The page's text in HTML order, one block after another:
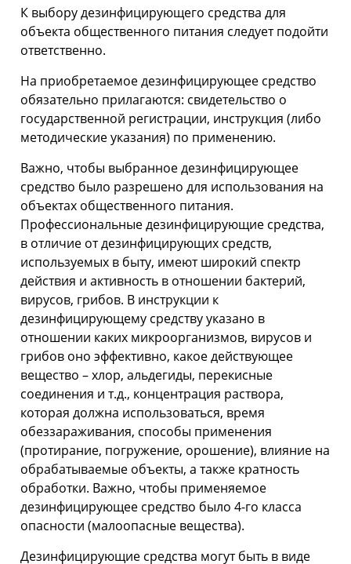
К выбору дезинфицирующего средства для
объекта общественного питания следует подойти
ответственно.
На приобретаемое дезинфицирующее средство
обязательно прилагаются: свидетельство о
государственной регистрации, инструкция (либо
методические указания) по применению.
Важно, чтобы выбранное дезинфицирующее
средство было разрешено для использования на
объектах общественного питания.
Профессиональные дезинфицирующие средства,
в отличие от дезинфицирующих средств,
используемых в быту, имеют широкий спектр
действия и активность в отношении бактерий,
вирусов, грибов. В инструкции к
дезинфицирующему средству указано в
отношении каких микроорганизмов, вирусов и
грибов оно эффективно, какое действующее
вещество – хлор, альдегиды, перекисные
соединения и т.д., концентрация раствора,
которая должна использоваться, время
обеззараживания, способы применения
(протирание, погружение, орошение), влияние на
обрабатываемые объекты, а также кратность
обработки. Важно, чтобы применяемое
дезинфицирующее средство было 4-го класса
опасности (малоопасные вещества).
Дезинфицирующие средства могут быть в виде